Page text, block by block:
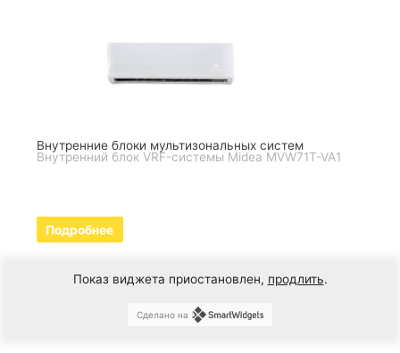
Внутренние блоки мультизональных систем
Внутренний блок VRF-системы Midea MVW71T-VA1
Подробнее
Показ виджета приостановлен, продлить.
Сделано на